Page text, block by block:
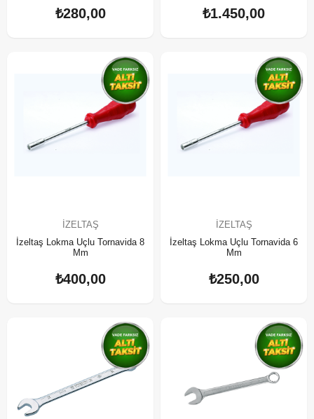
₺280,00 ₺1.450,00
İZELTAŞ
İzeltaş Lokma Uçlu Tornavida 8
Mm
₺400,00
İZELTAŞ
İzeltaş Lokma Uçlu Tornavida 6
Mm
₺250,00